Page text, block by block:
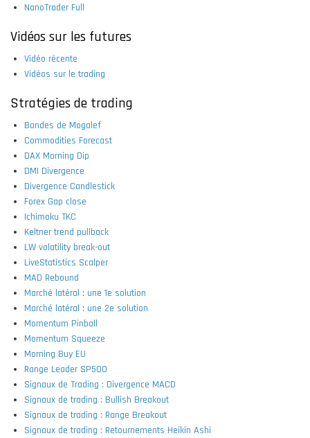
NanoTrader Full
Vidéos sur les futures
Vidéo récente
Vidéos sur le trading
Stratégies de trading
Bandes de Mogalef
Commodities Forecast
DAX Morning Dip
DMI Divergence
Divergence Candlestick
Forex Gap close
Ichimoku TKC
Keltner trend pullback
LW volatility break-out
LiveStatistics Scalper
MAD Rebound
Marché latéral : une 1e solution
Marché latéral : une 2e solution
Momentum Pinball
Momentum Squeeze
Morning Buy EU
Range Leader SP500
Signaux de Trading : Divergence MACD
Signaux de trading : Bullish Breakout
Signaux de trading : Range Breakout
Signaux de trading : Retournements Heikin Ashi